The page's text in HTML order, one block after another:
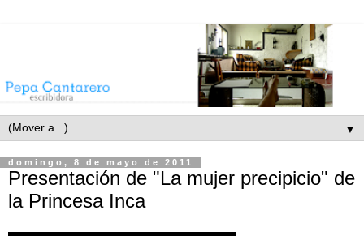
▼
domingo, 8 de mayo de 2011
Presentación de "La mujer precipicio" de
la Princesa Inca